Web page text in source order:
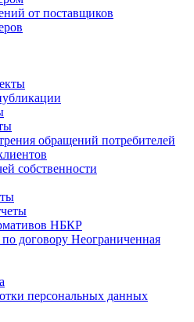
от поставщиков
обращений потребителей
собственности
НБКР
договору Неограниченная
персональных данных